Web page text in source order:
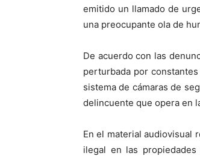
emitido un llamado de
una preocupante ola de
De acuerdo con las
perturbada por
sistema de cámaras de
delincuente que opera en
En el material audiovisual
ilegal en las